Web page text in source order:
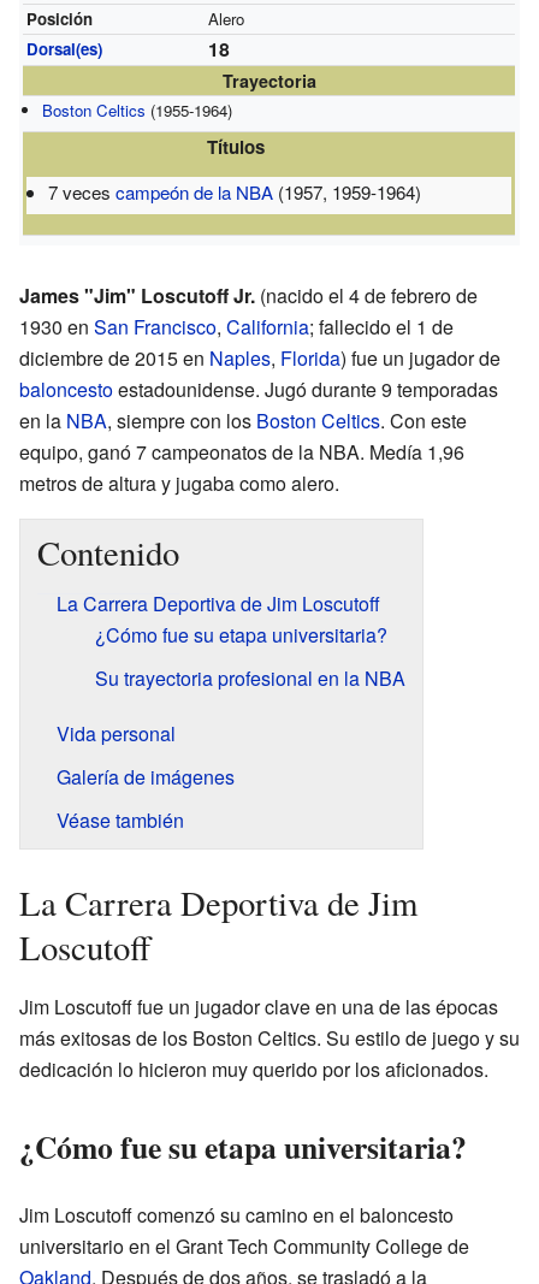
Posición
Alero
Dorsal(es)
18
Trayectoria
Boston Celtics (1955-1964)
Títulos
7 vecescampeón de la NBA (1957, 1959-1964)
James "Jim" Loscutoff Jr. (nacido el 4 de febrero de
1930 en San Francisco, California; fallecido el 1 de
diciembre de 2015 en Naples, Florida) fue un jugador de
baloncestoestadounidense. Jugó durante 9 temporadas
en la NBA, siempre con los Boston Celtics. Con este
equipo, ganó 7 campeonatos de la NBA. Medía 1,96
metros de altura y jugaba como alero.
Contenido
La Carrera Deportiva de Jim Loscutoff
¿Cómo fue su etapa universitaria?
Su trayectoria profesional en la NBA
Vida personal
Galería de imágenes
Véase también
La Carrera Deportiva de Jim
Loscutoff
Jim Loscutoff fue un jugador clave en una de las épocas
más exitosas de los Boston Celtics. Su estilo de juego y su
dedicación lo hicieron muy querido por los aficionados.
¿Cómo fue su etapa universitaria?
Jim Loscutoff comenzó su camino en el baloncesto
universitario en el Grant Tech Community College de
Oakland. Después de dos años, se trasladó a la